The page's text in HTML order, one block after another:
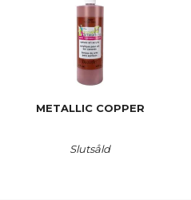
METALLIC COPPER
Slutsåld